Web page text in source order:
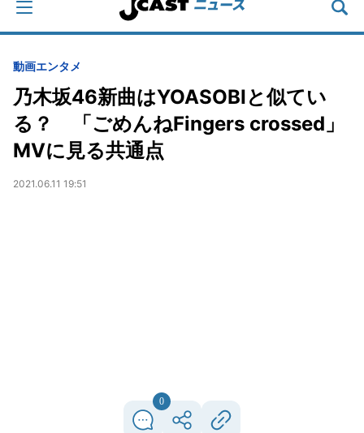
動画エンタメ
乃木坂46新曲はYOASOBIと似てい
る？ 「ごめんねFingers crossed」
MVに見る共通点
2021.06.11 19:51
0